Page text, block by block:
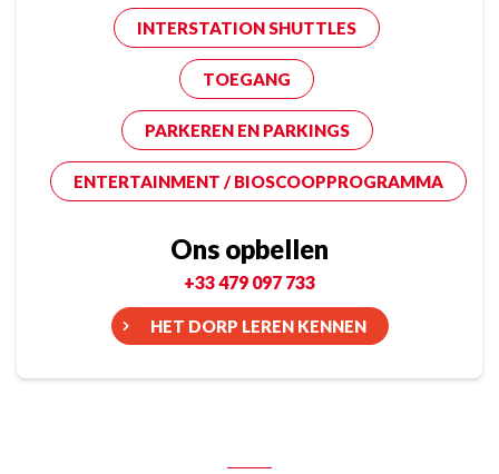
INTERSTATION SHUTTLES
TOEGANG
PARKEREN EN PARKINGS
ENTERTAINMENT / BIOSCOOPPROGRAMMA
Ons opbellen
+33 479 097 733
HET DORP LEREN KENNEN